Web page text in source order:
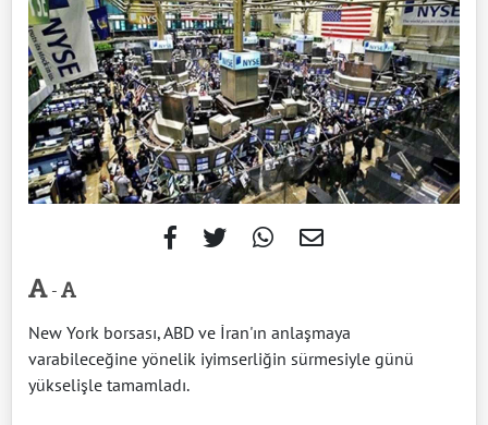
-
New York borsası, ABD ve İran'ın anlaşmaya
varabileceğine yönelik iyimserliğin sürmesiyle günü
yükselişle tamamladı.